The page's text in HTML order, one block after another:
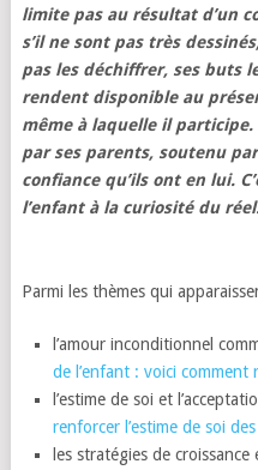
limite pas au résultat d’un
s’il ne sont pas très
pas les déchiffrer, ses buts
rendent disponible au
même à laquelle il participe.
par ses parents, soutenu
confiance qu’ils ont en lui.
l’enfant à la curiosité du
Parmi les thèmes qui
l’amour inconditionnel
de l’enfant : voici comment
l’estime de soi et
renforcer l’estime de soi
les stratégies de